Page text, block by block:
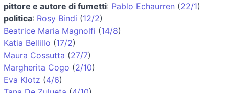
pittore e autore di fumetti: Pablo Echaurren (22/1)
politica: Rosy Bindi (12/2)
Beatrice Maria Magnolfi (14/8)
Katia Bellillo (17/2)
Maura Cossutta (27/7)
Margherita Cogo (2/10)
Eva Klotz (4/6)